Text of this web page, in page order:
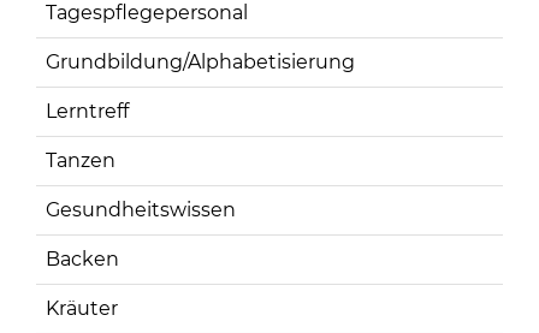
Tagespflegepersonal
Grundbildung/Alphabetisierung
Lerntreff
Tanzen
Gesundheitswissen
Backen
Kräuter